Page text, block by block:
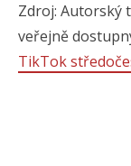
Zdroj: Autorský
veřejně
TikTok